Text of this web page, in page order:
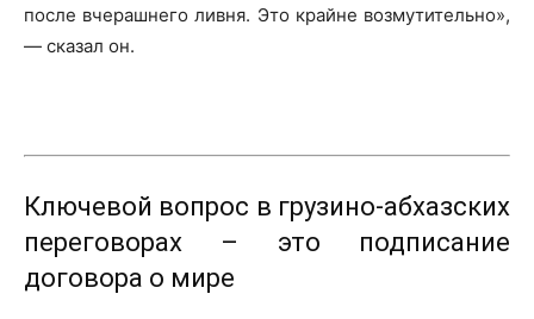
после вчерашнего ливня. Это крайне возмутительно»,
— сказал он.
Ключевой вопрос в грузино-абхазских
переговорах – это подписание
договора о мире